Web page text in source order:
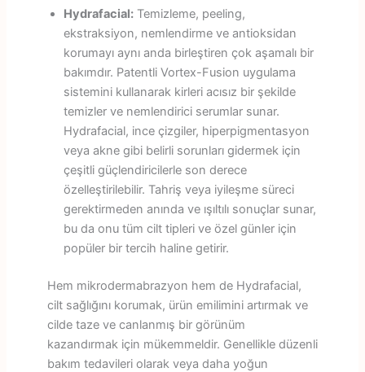
Hydrafacial:Temizleme, peeling,
ekstraksiyon, nemlendirme ve antioksidan
korumayı aynı anda birleştiren çok aşamalı bir
bakımdır. Patentli Vortex-Fusion uygulama
sistemini kullanarak kirleri acısız bir şekilde
temizler ve nemlendirici serumlar sunar.
Hydrafacial, ince çizgiler, hiperpigmentasyon
veya akne gibi belirli sorunları gidermek için
çeşitli güçlendiricilerle son derece
özelleştirilebilir. Tahriş veya iyileşme süreci
gerektirmeden anında ve ışıltılı sonuçlar sunar,
bu da onu tüm cilt tipleri ve özel günler için
popüler bir tercih haline getirir.
Hem mikrodermabrazyon hem de Hydrafacial,
cilt sağlığını korumak, ürün emilimini artırmak ve
cilde taze ve canlanmış bir görünüm
kazandırmak için mükemmeldir. Genellikle düzenli
bakım tedavileri olarak veya daha yoğun